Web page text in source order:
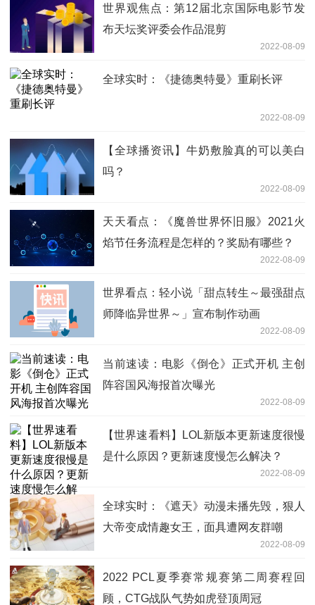
世界观焦点：第12届北京国际电影节发
布天坛奖评委会作品混剪
2022-08-09
全球实时：《捷德奥特曼》重刷长评
2022-08-09
【全球播资讯】牛奶敷脸真的可以美白
吗？
2022-08-09
天天看点：《魔兽世界怀旧服》2021火
焰节任务流程是怎样的？奖励有哪些？
2022-08-09
世界看点：轻小说「甜点转生～最强甜点
师降临异世界～」宣布制作动画
2022-08-09
当前速读：电影《倒仓》正式开机 主创
阵容国风海报首次曝光
2022-08-09
【世界速看料】LOL新版本更新速度很慢
是什么原因？更新速度慢怎么解决？
2022-08-09
全球实时：《遮天》动漫未播先毁，狠人
大帝变成情趣女王，面具遭网友群嘲
2022-08-09
2022 PCL夏季赛常规赛第二周赛程回
顾，CTG战队气势如虎登顶周冠